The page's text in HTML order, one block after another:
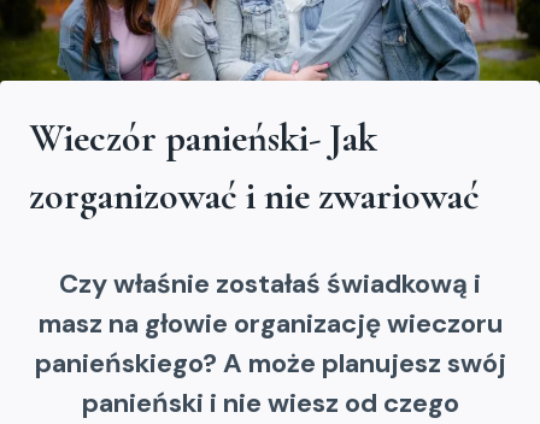
Wieczór panieński- Jak
zorganizować i nie zwariować
Czy właśnie zostałaś świadkową i
masz na głowie organizację wieczoru
panieńskiego? A może planujesz swój
panieński i nie wiesz od czego